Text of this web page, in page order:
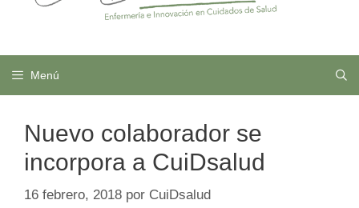
Menú
Nuevo colaborador se
incorpora a CuiDsalud
16 febrero, 2018 por CuiDsalud